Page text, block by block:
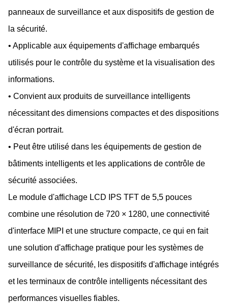
panneaux de surveillance et aux dispositifs de gestion de
la sécurité.
• Applicable aux équipements d'affichage embarqués
utilisés pour le contrôle du système et la visualisation des
informations.
• Convient aux produits de surveillance intelligents
nécessitant des dimensions compactes et des dispositions
d'écran portrait.
• Peut être utilisé dans les équipements de gestion de
bâtiments intelligents et les applications de contrôle de
sécurité associées.
Le module d'affichage LCD IPS TFT de 5,5 pouces
combine une résolution de 720 × 1280, une connectivité
d'interface MIPI et une structure compacte, ce qui en fait
une solution d'affichage pratique pour les systèmes de
surveillance de sécurité, les dispositifs d'affichage intégrés
et les terminaux de contrôle intelligents nécessitant des
performances visuelles fiables.